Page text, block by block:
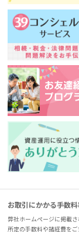
お取引にかかる手数
弊社ホームページに掲載
所定の手数料や諸経費を